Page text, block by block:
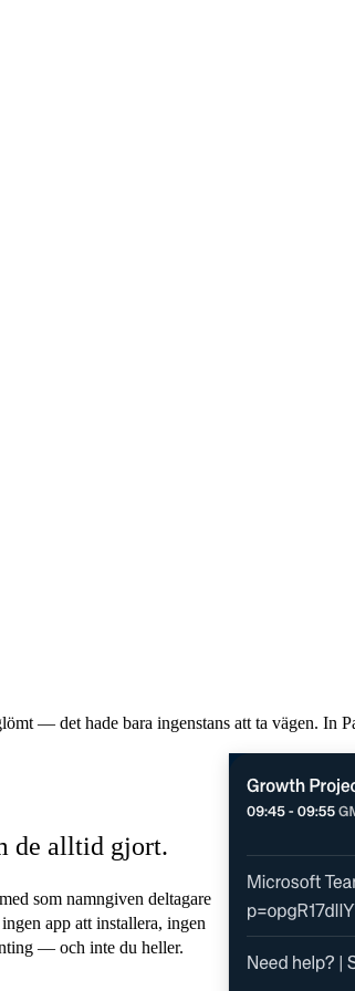
— det hade bara ingenstans att ta vägen. In
de alltid gjort.
som namngiven deltagare
app att installera, ingen
— och inte du heller.